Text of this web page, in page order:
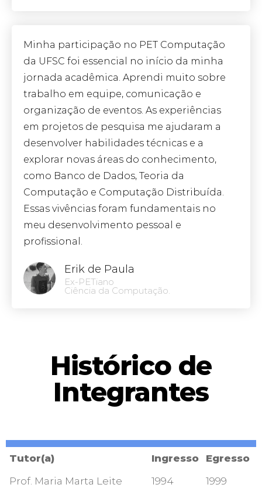
Minha participação no PET Computação
da UFSC foi essencial no início da minha
jornada acadêmica. Aprendi muito sobre
trabalho em equipe, comunicação e
organização de eventos. As experiências
em projetos de pesquisa me ajudaram a
desenvolver habilidades técnicas e a
explorar novas áreas do conhecimento,
como Banco de Dados, Teoria da
Computação e Computação Distribuída.
Essas vivências foram fundamentais no
meu desenvolvimento pessoal e
profissional.
Erik de Paula
Ex-PETiano
Ciência da Computação.
Histórico de
Integrantes
Tutor(a) Ingresso
Egresso
Prof. Maria Marta Leite
1994
1999